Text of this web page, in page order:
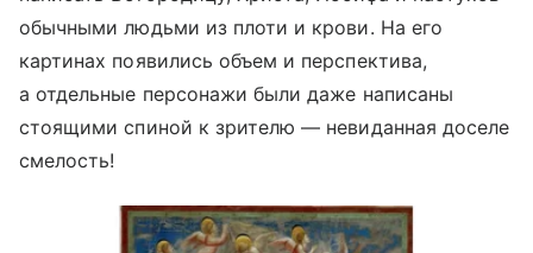
обычными людьми из плоти и крови. На его
картинах появились объем и перспектива,
а отдельные персонажи были даже написаны
стоящими спиной к зрителю — невиданная доселе
смелость!